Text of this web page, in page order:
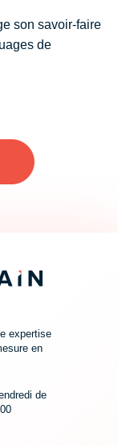
son savoir-faire
de
expertise
en
de